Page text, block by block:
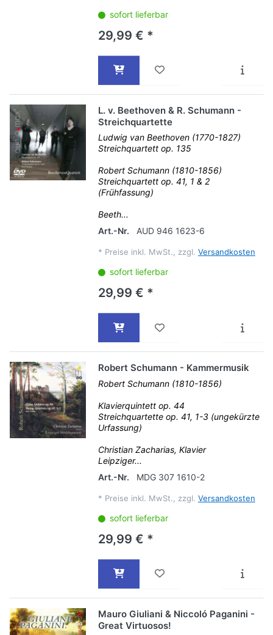
sofort lieferbar
29,99 € *
L. v. Beethoven & R. Schumann -
Streichquartette
Ludwig van Beethoven (1770-1827)
Streichquartett op. 135
Robert Schumann (1810-1856)
Streichquartett op. 41, 1 & 2
(Frühfassung)
Beeth...
Art.-Nr.
AUD 946 1623-6
* Preise inkl. MwSt., zzgl. Versandkosten
sofort lieferbar
29,99 € *
Robert Schumann - Kammermusik
Robert Schumann (1810-1856)
Klavierquintett op. 44
Streichquartette op. 41, 1-3 (ungekürzte
Urfassung)
Christian Zacharias, Klavier
Leipziger...
Art.-Nr.
MDG 307 1610-2
* Preise inkl. MwSt., zzgl. Versandkosten
sofort lieferbar
29,99 € *
Mauro Giuliani & Niccoló Paganini -
Great Virtuosos!